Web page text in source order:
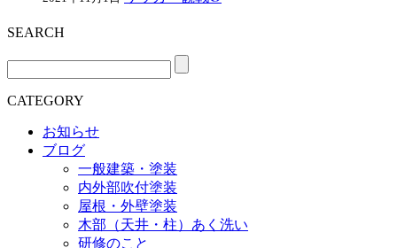
SEARCH
CATEGORY
お知らせ
ブログ
一般建築・塗装
内外部吹付塗装
屋根・外壁塗装
木部（天井・柱）あく洗い
研修のこと